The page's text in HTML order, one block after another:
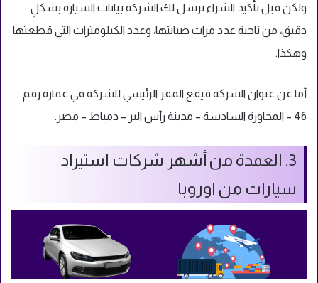
ولكن قبل تأكيد الشراء ترسل لك الشركة بيانات السيارة بشكلٍ
دقيق، من ناحية عدد مرات صيانتها، وعدد الكيلومترات التي قطعتها
وهكذا.
أما عن عنوان الشركة فيقع المقر الرئيسي للشركة في عمارة رقم
46 – المجاورة السادسة – مدينة رأس البر – دمياط – مصر.
3. العمدة من أشهر شركات استيراد
سيارات من اوروبا